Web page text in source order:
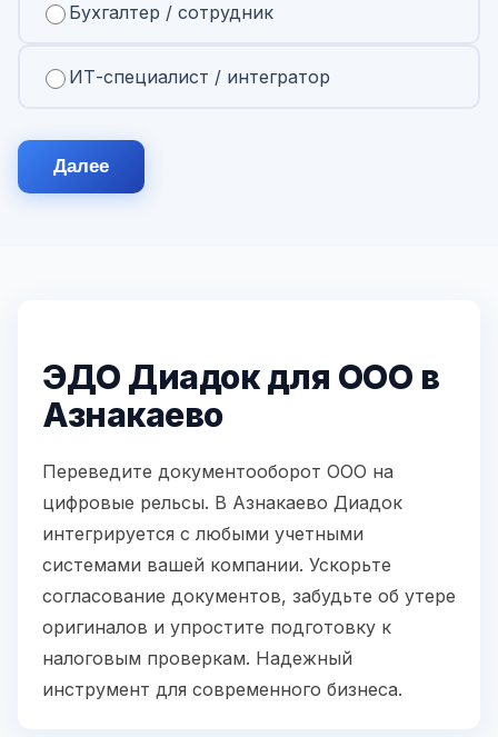
Бухгалтер / сотрудник
ИТ-специалист / интегратор
Далее
ЭДО Диадок для ООО в
Азнакаево
Переведите документооборот ООО на
цифровые рельсы. В Азнакаево Диадок
интегрируется с любыми учетными
системами вашей компании. Ускорьте
согласование документов, забудьте об утере
оригиналов и упростите подготовку к
налоговым проверкам. Надежный
инструмент для современного бизнеса.